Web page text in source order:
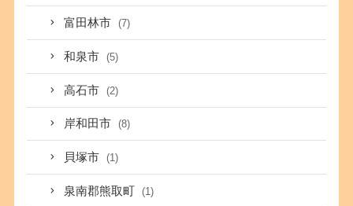
富田林市 (7)
和泉市 (5)
高石市 (2)
岸和田市 (8)
貝塚市 (1)
泉南郡熊取町 (1)